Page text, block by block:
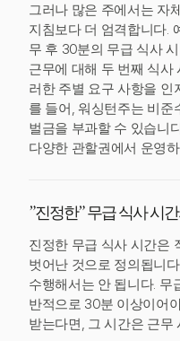
그러나 많은 주에서는 자
지침보다 더 엄격합니다.
무 후 30분의 무급 식사
근무에 대해 두 번째 식사
러한 주별 요구 사항을 인
를 들어, 워싱턴주는 비
벌금을 부과할 수 있습니
다양한 관할권에서 운영
"진정한" 무급 식사 시
진정한 무급 식사 시간은
벗어난 것으로 정의됩니
수행해서는 안 됩니다. 무
반적으로 30분 이상이어
받는다면, 그 시간은 근무